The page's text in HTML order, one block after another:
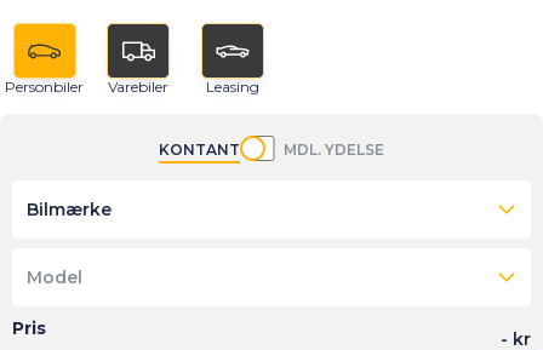
Personbiler Varebiler Leasing
KONTANT MDL. YDELSE
Bilmærke
Model